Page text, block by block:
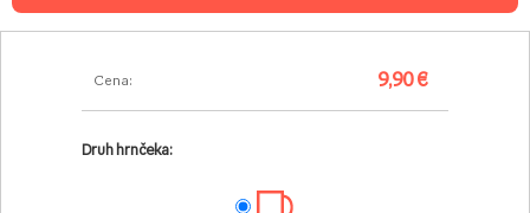
Cena: 9,90 €
Druh hrnčeka: